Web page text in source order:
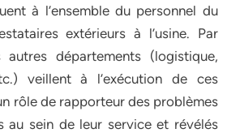
à l’ensemble du personnel du
extérieurs à l’usine. Par
départements (logistique,
veillent à l’exécution de ces
rôle de rapporteur des problèmes
au sein de leur service et révélés